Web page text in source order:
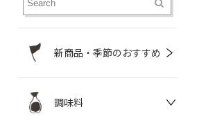
新商品・季節のおすすめ
調味料